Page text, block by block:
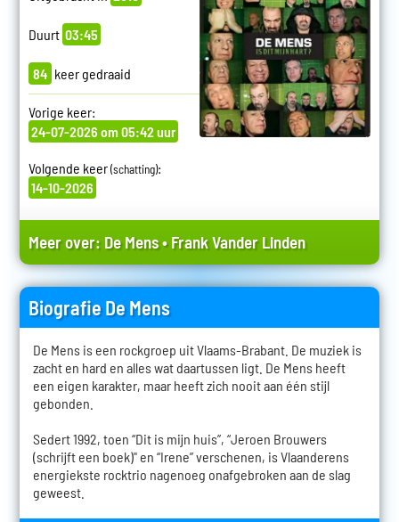
Duurt 03:45
84 keer gedraaid
Vorige keer:
24-07-2026 om 05:42 uur
Volgende keer(schatting):
14-10-2026
Meer over: De Mens•Frank Vander Linden
Biografie De Mens
De Mens is een rockgroep uit Vlaams-Brabant. De muziek is
zacht en hard en alles wat daartussen ligt. De Mens heeft
een eigen karakter, maar heeft zich nooit aan één stijl
gebonden.
Sedert 1992, toen “Dit is mijn huis”, “Jeroen Brouwers
(schrijft een boek)" en “Irene” verschenen, is Vlaanderens
energiekste rocktrio nagenoeg onafgebroken aan de slag
geweest.